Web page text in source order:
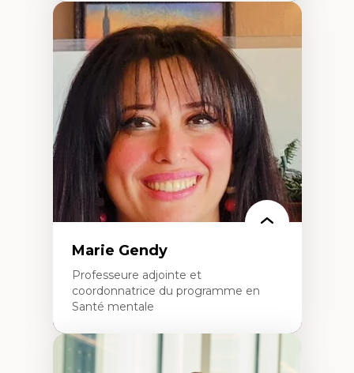
Expertises
Acceptabilité, acceptation et adoption des
technologies
Technologies d'apprentissage innovantes
Insertion professionnelle du nouveau
personnel enseignant
Construction identitaire en milieu
minoritaire francophone
Technologies éducatives pour la formation
continue
Marie Gendy
Professeure adjointe et
coordonnatrice du programme en
Santé mentale
Expertises